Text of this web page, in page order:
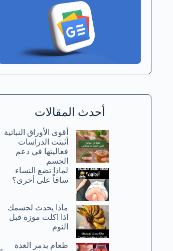
أحدث المقالات
أقوى الأوراق النباتية
أثبتت الدراسات
فعاليتها في دعم
الجسم
لماذا تضع النساء
ساقاً على أخرى؟
ماذا يحدث لجسمك
اذا اكلت موزة قبل
النوم
طعام يدمر الغدة